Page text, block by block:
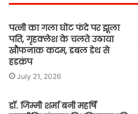
पत्नी का गला घोंट फंदे पर झूला
पति, गृहक्लेश के चलते उठाया
खौफनाक कदम, डबल डेथ से
हडक़ंप
July 21, 2026
डॉ. जिम्मी शर्मा बनी महर्षि